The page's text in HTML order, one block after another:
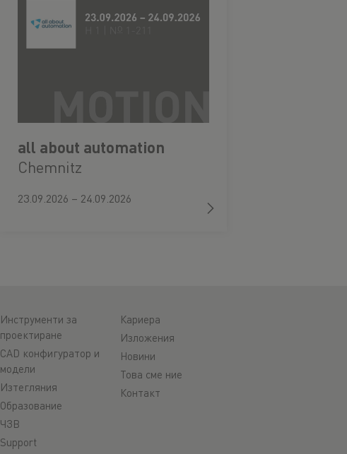
all about automation
Chemnitz
23.09.2026 – 24.09.2026
Инструменти за
проектиране
CAD конфигуратор и
модели
Изтегляния
Образование
ЧЗВ
Support
Кариера
Изложения
Новини
Това сме ние
Контакт